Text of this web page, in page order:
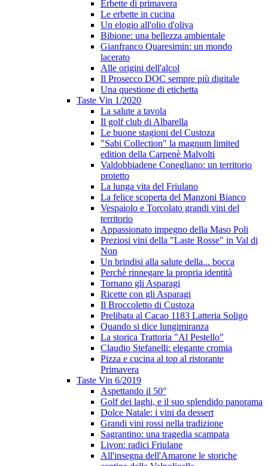
Erbette di primavera
Le erbette in cucina
Un elogio all'olio d'oliva
Bibione: una bellezza ambientale
Gianfranco Quaresimin: un mondo
lacerato
Alle origini dell'alcol
Il Prosecco DOC sempre più digitale
Una questione di etichetta
Taste Vin 1/2020
La salute a tavola
Il golf club di Albarella
Le buone stagioni del Custoza
"Sabi Collection" la magnum limited
edition della Carpenè Malvolti
Valdobbiadene Conegliano: un territorio
protetto
La lunga vita del Friulano
La felice scoperta del Manzoni Bianco
Vespaiolo e Torcolato grandi vini del
territorio
Appassionato impegno della Maso Poli
Preziosi vini della "Laste Rosse" in Val di
Non
Un brindisi alla salute della... bocca
Perchè rinnegare la propria identità
Tornano gli Asparagi
Ricette con gli Asparagi
Il Broccoletto di Custoza
Prelibata al Cacao 1183 Latteria Soligo
Quando si dice lungimiranza
La storica Trattoria "Al Pestello"
Claudio Stefanelli: elegante cromia
Pizza e cucina al top al ristorante
Primavera
Taste Vin 6/2019
Aspettando il 50°
Golf dei laghi, e il suo splendido panorama
Dolce Natale: i vini da dessert
Grandi vini rossi nella tradizione
Sagrantino: una tragedia scampata
Livon: radici Friulane
All'insegna dell'Amarone le storiche